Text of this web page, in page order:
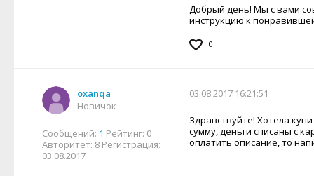
Добрый день! Мы с вами
инструкцию к
0
oxanqa
Новичок
Сообщений: 1 Рейтинг: 0
Авторитет: 8 Регистрация:
03.08.2017
03.08.2017 16:21:51
Здравствуйте! Хотела
сумму, деньги списаны с
оплатить описание, то